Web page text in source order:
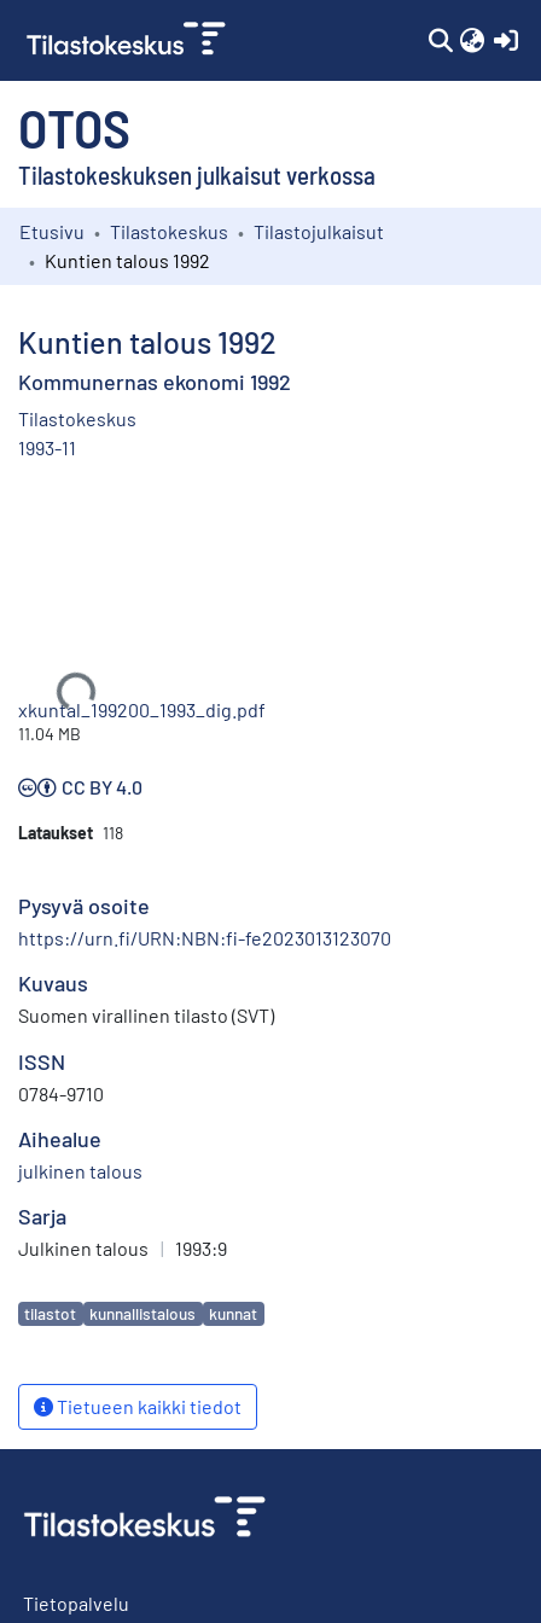
OTOS
Tilastokeskuksen julkaisut verkossa
Kokoelmat
Etusivu Tilastokeskus
Tilastojulkaisut
Kuntien talous 1992
Kuntien talous 1992
Kommunernas ekonomi 1992
Tilastokeskus
1993-11
Ladataan...
xkuntal_199200_1993_dig.pdf
11.04 MB
CC BY 4.0
Lataukset 118
Pysyvä osoite
https://urn.fi/URN:NBN:fi-fe2023013123070
Kuvaus
Suomen virallinen tilasto (SVT)
ISSN
0784-9710
Aihealue
julkinen talous
Sarja
Julkinen talous | 1993:9
Avainsanat
tilastot kunnallistalous kunnat
Tietueen kaikki tiedot
Tietopalvelu